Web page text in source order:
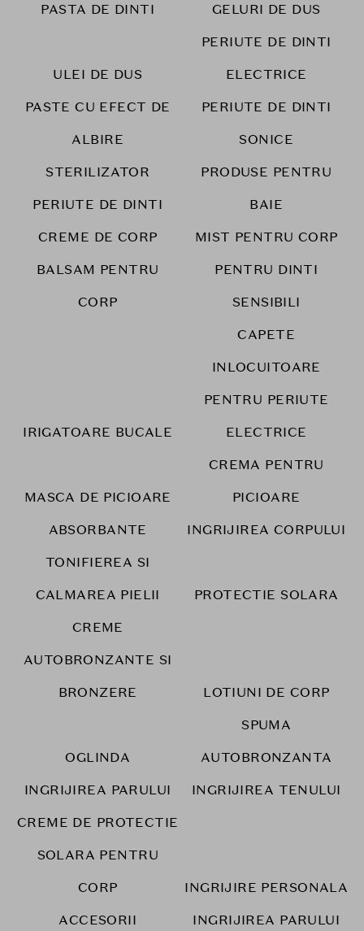
PASTA DE DINTI
GELURI DE DUS
ULEI DE DUS
PERIUTE DE DINTI
ELECTRICE
PASTE CU EFECT DE
ALBIRE
PERIUTE DE DINTI
SONICE
STERILIZATOR
PERIUTE DE DINTI
PRODUSE PENTRU
BAIE
CREME DE CORP
MIST PENTRU CORP
BALSAM PENTRU
CORP
PENTRU DINTI
SENSIBILI
IRIGATOARE BUCALE
CAPETE
INLOCUITOARE
PENTRU PERIUTE
ELECTRICE
MASCA DE PICIOARE
CREMA PENTRU
PICIOARE
ABSORBANTE
INGRIJIREA CORPULUI
TONIFIEREA SI
CALMAREA PIELII
PROTECTIE SOLARA
CREME
AUTOBRONZANTE SI
BRONZERE
LOTIUNI DE CORP
OGLINDA
SPUMA
AUTOBRONZANTA
INGRIJIREA PARULUI
INGRIJIREA TENULUI
CREME DE PROTECTIE
SOLARA PENTRU
CORP
INGRIJIRE PERSONALA
ACCESORII
INGRIJIREA PARULUI